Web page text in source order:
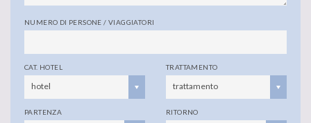
NUMERO DI PERSONE / VIAGGIATORI
CAT. HOTEL
hotel
TRATTAMENTO
trattamento
PARTENZA RITORNO